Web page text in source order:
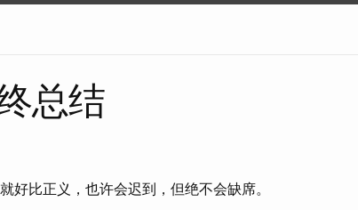
总结
好比正义，也许会迟到，但绝不会缺席。